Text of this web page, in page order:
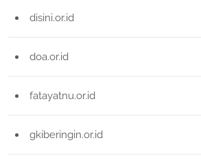
disini.or.id
doa.or.id
fatayatnu.or.id
gkiberingin.or.id